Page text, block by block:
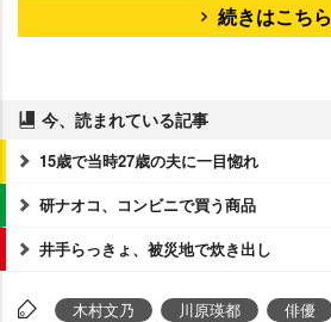
続きはこちら
今、読まれている記事
15歳で当時27歳の夫に一目惚れ
研ナオコ、コンビニで買う商品
井手らっきょ、被災地で炊き出し
木村文乃 川原瑛都 俳優